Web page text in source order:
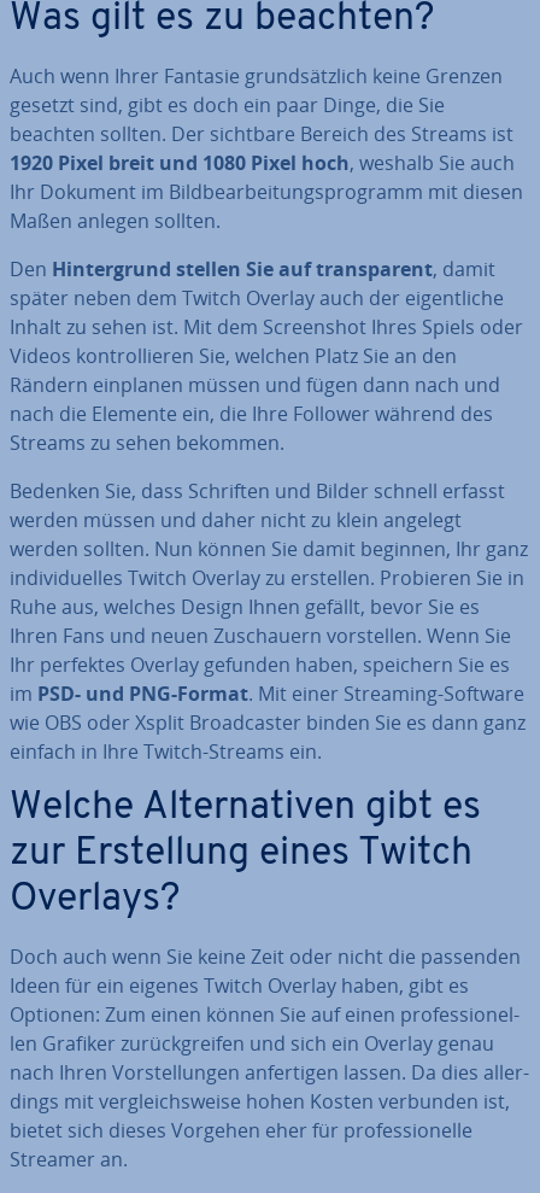
Was gilt es zu beachten?
Auch wenn Ihrer Fantasie grund­sätz­lich keine Grenzen
gesetzt sind, gibt es doch ein paar Dinge, die Sie
beachten sollten. Der sichtbare Bereich des Streams ist
1920 Pixel breit und 1080 Pixel hoch, weshalb Sie auch
Ihr Dokument im Bild­be­ar­bei­tungs­pro­gramm mit diesen
Maßen anlegen sollten.
Den Hin­ter­grund stellen Sie auf trans­pa­rent, damit
später neben dem Twitch Overlay auch der ei­gent­li­che
Inhalt zu sehen ist. Mit dem Screen­shot Ihres Spiels oder
Videos kon­trol­lie­ren Sie, welchen Platz Sie an den
Rändern einplanen müssen und fügen dann nach und
nach die Elemente ein, die Ihre Follower während des
Streams zu sehen bekommen.
Bedenken Sie, dass Schriften und Bilder schnell erfasst
werden müssen und daher nicht zu klein angelegt
werden sollten. Nun können Sie damit beginnen, Ihr ganz
in­di­vi­du­el­les Twitch Overlay zu erstellen. Probieren Sie in
Ruhe aus, welches Design Ihnen gefällt, bevor Sie es
Ihren Fans und neuen Zu­schau­ern vor­stel­len. Wenn Sie
Ihr perfektes Overlay gefunden haben, speichern Sie es
im PSD- und PNG-Format. Mit einer Streaming-Software
wie OBS oder Xsplit Broad­cas­ter binden Sie es dann ganz
einfach in Ihre Twitch-Streams ein.
Welche Al­ter­na­ti­ven gibt es
zur Er­stel­lung eines Twitch
Overlays?
Doch auch wenn Sie keine Zeit oder nicht die passenden
Ideen für ein eigenes Twitch Overlay haben, gibt es
Optionen: Zum einen können Sie auf einen pro­fes­sio­nel­
len Grafiker zu­rück­grei­fen und sich ein Overlay genau
nach Ihren Vor­stel­lun­gen an­fer­ti­gen lassen. Da dies al­ler­
dings mit ver­gleichs­wei­se hohen Kosten verbunden ist,
bietet sich dieses Vorgehen eher für pro­fes­sio­nel­le
Streamer an.